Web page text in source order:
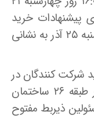
پیشنهادات خرید
خود را تا قبل از ساعت ۱۶:۰۰ روز یکشنبه ۲۵ آذر به نشانی
شرکت کنندگان در
روز دوشنبه ۲۶ آذر راس ساعت ۱۰ در طبقه ۲۶ ساختمان
ذیربط مفتوح